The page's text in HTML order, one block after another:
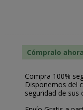
Cómpralo
Compra 100%
Disponemos del
seguridad de sus